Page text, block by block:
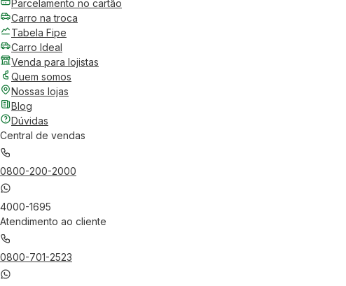
Parcelamento no cartão
Carro na troca
Tabela Fipe
Carro Ideal
Venda para lojistas
Quem somos
Nossas lojas
Blog
Dúvidas
Central de vendas
0800-200-2000
4000-1695
Atendimento ao cliente
0800-701-2523